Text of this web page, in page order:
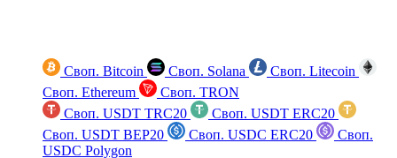
Своп. Bitcoin Своп. Solana
Своп. Litecoin
Своп. Ethereum
Своп. TRON
Своп. USDT TRC20
Своп. USDT ERC20
Своп. USDT BEP20
Своп. USDC ERC20
Своп.
USDC Polygon